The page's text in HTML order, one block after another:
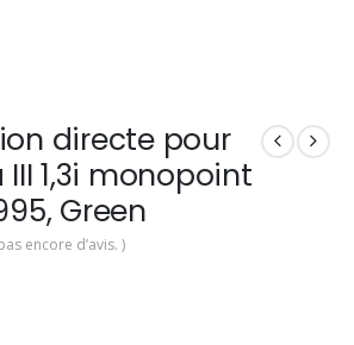
directe pour
III 1,3i monopoint
Green
encore d’avis. )